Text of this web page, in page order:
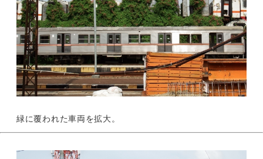
緑に覆われた車両を拡大。